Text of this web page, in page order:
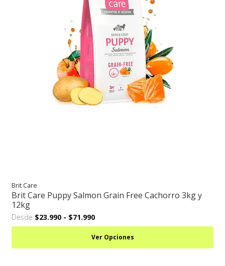
Brit Care
Brit Care Puppy Salmon Grain Free Cachorro 3kg y
12kg
Desde $23.990 - $71.990
Ver Opciones